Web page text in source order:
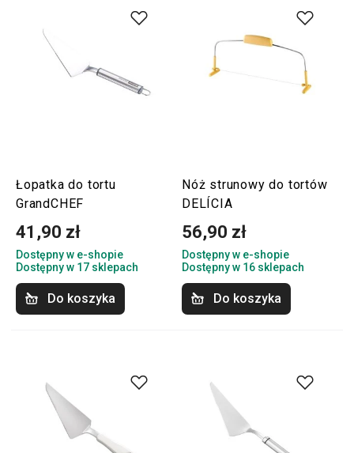
Łopatka do tortu
GrandCHEF
41,90 zł
Dostępny w e-shopie
Dostępny w 17 sklepach
Do koszyka
Nóż strunowy do tortów
DELÍCIA
56,90 zł
Dostępny w e-shopie
Dostępny w 16 sklepach
Do koszyka